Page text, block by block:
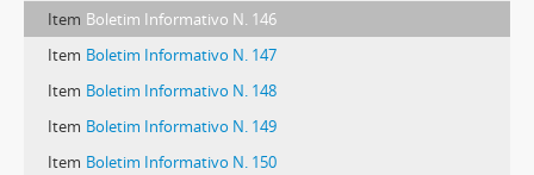
Item Boletim Informativo N. 146
Item Boletim Informativo N. 147
Item Boletim Informativo N. 148
Item Boletim Informativo N. 149
Item Boletim Informativo N. 150